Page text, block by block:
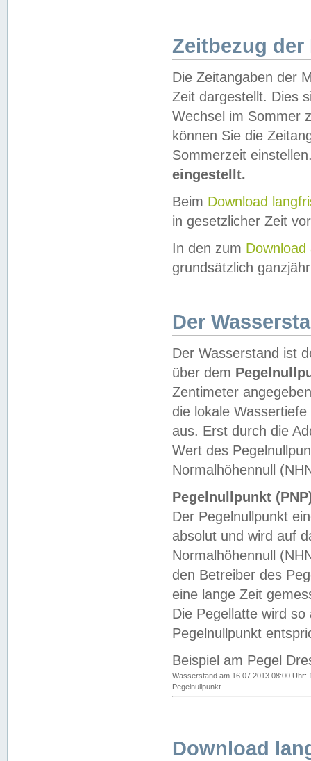
Zeitbezug der
Die Zeitangaben der
Zeit dargestellt. Dies
Wechsel im Sommer
können Sie die
Sommerzeit
eingestellt.
Beim Download
in gesetzlicher Zeit
In den zum Download
grundsätzlich
Der
Der Wasserstand ist
über dem
Zentimeter
die lokale
aus. Erst durch die
Wert des
Normalhöhennull
Pegelnullpunkt
Der Pegelnullpunkt
absolut und wird auf
Normalhöhennull
den Betreiber des
eine lange Zeit
Die Pegellatte wird
Pegelnullpunkt
Beispiel am Pegel
Wasserstand am 16.07.2013 08:00 Uhr:
Pegelnullpunkt
Download